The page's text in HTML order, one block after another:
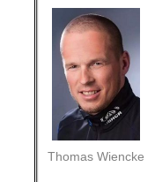
Thomas Wiencke